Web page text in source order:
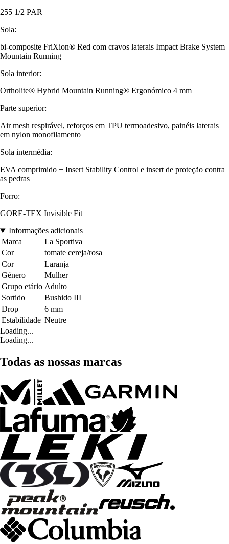
255 1/2 PAR
Sola:
bi-composite FriXion® Red com cravos laterais Impact Brake System
Mountain Running
Sola interior:
Ortholite® Hybrid Mountain Running® Ergonómico 4 mm
Parte superior:
Air mesh respirável, reforços em TPU termoadesivo, painéis laterais
em nylon monofilamento
Sola intermédia:
EVA comprimido + Insert Stability Control e insert de proteção contra
as pedras
Forro:
GORE-TEX Invisible Fit
Informações adicionais
Marca
La Sportiva
Cor
tomate cereja/rosa
Cor
Laranja
Género
Mulher
Grupo etário Adulto
Sortido
Bushido III
Drop
6 mm
Estabilidade Neutre
Loading...
Loading...
Todas as nossas marcas